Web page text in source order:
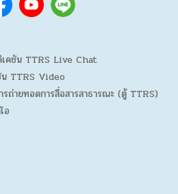
คชัน TTRS Live Chat
น TTRS Video
ถ่ายทอดการสื่อสารสาธารณะ (ตู้ TTRS)
อ